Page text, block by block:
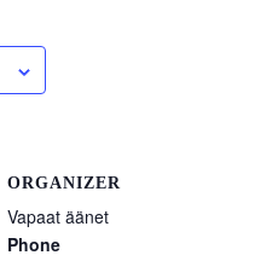
ORGANIZER
Vapaat äänet
Phone